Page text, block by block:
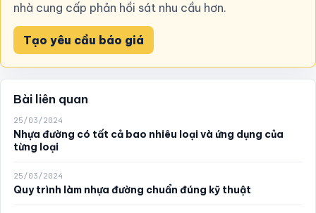
nhà cung cấp phản hồi sát nhu cầu hơn.
Tạo yêu cầu báo giá
Bài liên quan
25/03/2024
Nhựa đường có tất cả bao nhiêu loại và ứng dụng của
từng loại
25/03/2024
Quy trình làm nhựa đường chuẩn đúng kỹ thuật